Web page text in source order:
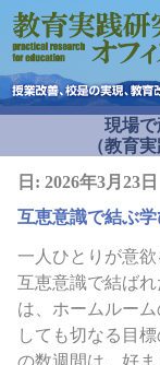
現場で
（教育
日: 2026年3月23日
互恵意識で結ぶ
一人ひとりが意欲
互恵意識で結ば
は、ホームルー
しても切なる目